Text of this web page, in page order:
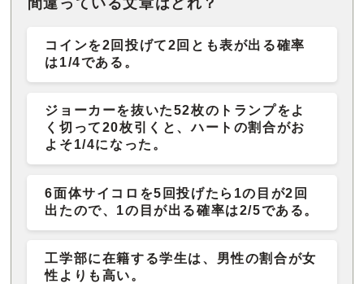
コインを2回投げて2回とも表が出る確率
は1/4である。
ジョーカーを抜いた52枚のトランプをよ
く切って20枚引くと、ハートの割合がお
よそ1/4になった。
6面体サイコロを5回投げたら1の目が2回
出たので、1の目が出る確率は2/5である。
工学部に在籍する学生は、男性の割合が女
性よりも高い。